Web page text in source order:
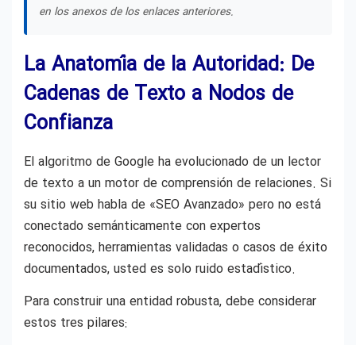
en los anexos de los enlaces anteriores.
La Anatomía de la Autoridad: De
Cadenas de Texto a Nodos de
Confianza
El algoritmo de Google ha evolucionado de un lector
de texto a un motor de comprensión de relaciones. Si
su sitio web habla de «SEO Avanzado» pero no está
conectado semánticamente con expertos
reconocidos, herramientas validadas o casos de éxito
documentados, usted es solo ruido estadístico.
Para construir una entidad robusta, debe considerar
estos tres pilares: